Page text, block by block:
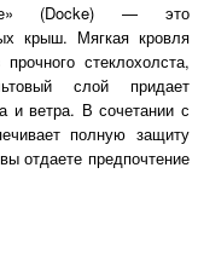
(Docke) — это
крыш. Мягкая кровля
стеклохолста,
слой придает
и ветра. В сочетании с
полную защиту
отдаете предпочтение